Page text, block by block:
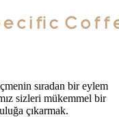
sıradan bir eylem
sizleri mükemmel bir
çıkarmak.